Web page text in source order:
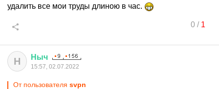
удалить все мои труды длиною в час.
0/ 1
Н Ныч
15:57, 02.07.2022
От пользователя svpn